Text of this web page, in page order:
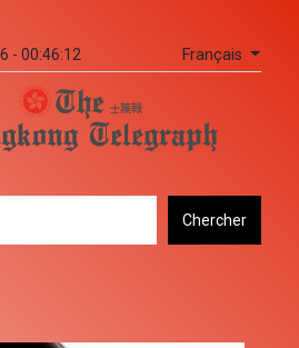
- 00:46:12 Français
Chercher